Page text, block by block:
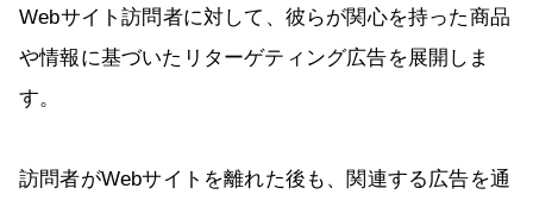
Webサイト訪問者に対して、彼らが関心を持った商品
や情報に基づいたリターゲティング広告を展開しま
す。
訪問者がWebサイトを離れた後も、関連する広告を通